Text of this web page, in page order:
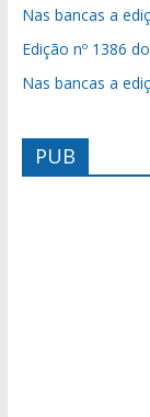
Nas bancas a
Edição nº 1386
Nas bancas a
PUB